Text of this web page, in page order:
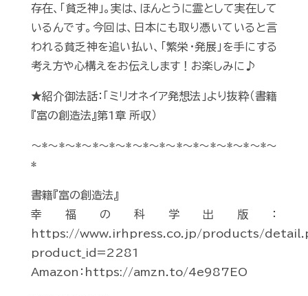
存在、「貧乏神」。実は、ほんとうに霊として実在して
いるんです。今回は、日本にも取り憑いていると言
われる貧乏神を追い払い、「繁栄・発展」を手にする
考え方や心構えをお伝えします！お楽しみに♪
★紹介御法話：「ミリオネイア発想法」より抜粋（書籍
『富の創造法』第1章 所収）
～*～*～*～*～*～*～*～*～*～*～*～*～*～*～
*
書籍『富の創造法』
幸福の科学出版：
https://www.irhpress.co.jp/products/
product_id=2281
Amazon：https://amzn.to/4e987EO